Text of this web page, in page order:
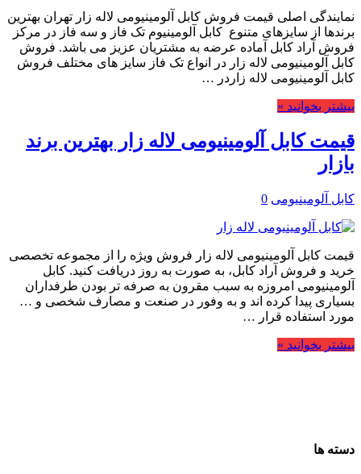
نمایندگی اصلی قیمت فروش کابل آلومینیومی لاله زار تهران بهترین
برندها از سایزهای متنوع کابل آلومینیوم تک فاز و سه فاز در مرکز
فروش آراد کابل آماده عرضه به مشتریان عزیز می باشد. فروش
کابل آلومینیومی لاله زار در انواع تک فاز سایز های مختلف فروش
کابل آلومینیومی لاله زاردر …
بیشتر بخوانید »
قیمت کابل آلومینیومی لاله زار بهترین برند
بازار
کابل آلومینیومی 0
قیمت کابل آلومینیومی لاله زار فروش ویژه را از مجموعه تخصصی
خرید و فروش آراد کابل، به صورت به روز دریافت کنید. کابل
آلومینیومی امروزه به سبب مقرون به صرفه تر بودن طرفداران
بسیاری پیدا کرده اند و به وفور در صنعت و مصارف شخصی و …
مورد استفاده قرار …
بیشتر بخوانید »
دسته ها